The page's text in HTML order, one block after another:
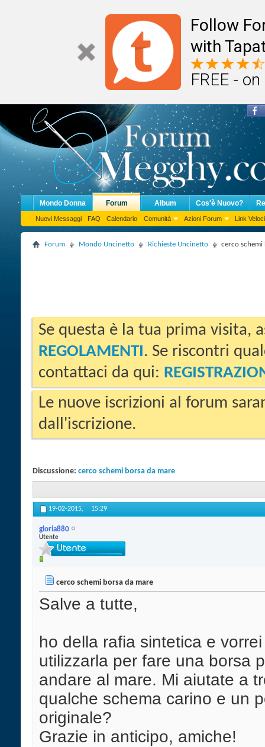
Follow
with
FREE -
Mondo Donna Forum
Nuovi Messaggi FAQ Calendario Comunità Azioni Forum Link Veloci
Album Cos'è Nuovo?
Forum Mondo Uncinetto Richieste Uncinetto cerco schemi
Se questa è la tua prima visita,
REGOLAMENTI. Se riscontri
contattaci da qui:
Le nuove iscrizioni al forum
dall'iscrizione.
Discussione: cerco schemi borsa da mare
19-02-2015, 15:29
gloria880
Utente
cerco schemi borsa da mare
Salve a tutte,
ho della rafia sintetica e vorrei
utilizzarla per fare una borsa
andare al mare. Mi aiutate a
qualche schema carino e un
originale?
Grazie in anticipo, amiche!